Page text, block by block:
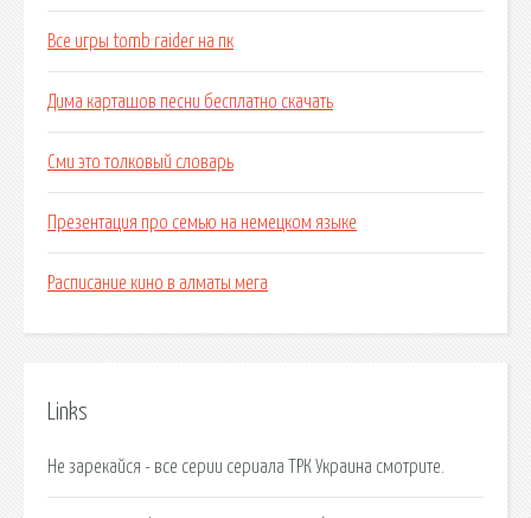
Все игры tomb raider на пк
Дима карташов песни бесплатно скачать
Сми это толковый словарь
Презентация про семью на немецком языке
Расписание кино в алматы мега
Links
Не зарекайся - все серии сериала ТРК Украина смотрите.